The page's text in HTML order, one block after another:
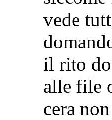
vede
il rito
alle file
cera